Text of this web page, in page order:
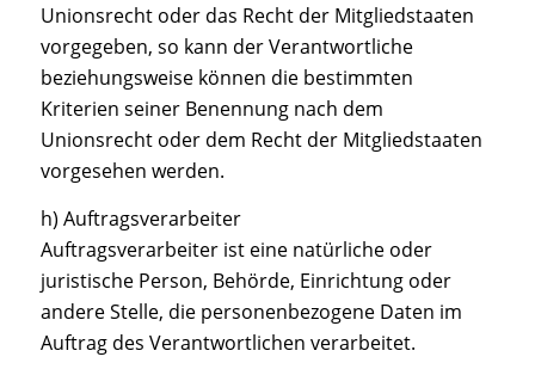
Unionsrecht oder das Recht der Mitgliedstaaten
vorgegeben, so kann der Verantwortliche
beziehungsweise können die bestimmten
Kriterien seiner Benennung nach dem
Unionsrecht oder dem Recht der Mitgliedstaaten
vorgesehen werden.
h) Auftragsverarbeiter
Auftragsverarbeiter ist eine natürliche oder
juristische Person, Behörde, Einrichtung oder
andere Stelle, die personenbezogene Daten im
Auftrag des Verantwortlichen verarbeitet.